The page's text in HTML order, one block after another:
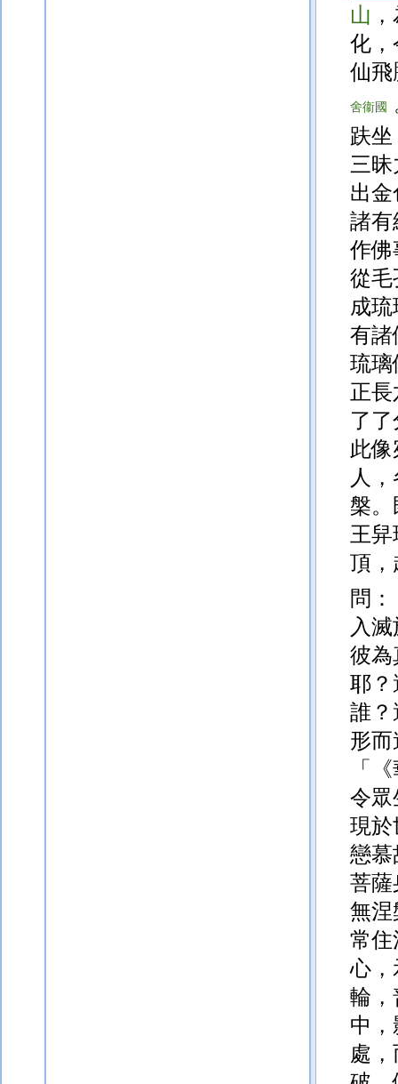
山
化，
仙飛
舍衞國
趺
三
出
諸有
作佛
從毛
成
有諸
琉璃
正
了
此
人
槃
王
頂，
問：
入
彼為
耶？
誰？
形
「
令眾
現於
戀慕
菩薩
無涅
常住
心，
輪，
中
處